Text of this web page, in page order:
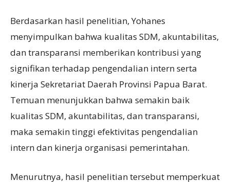
Berdasarkan hasil penelitian, Yohanes
menyimpulkan bahwa kualitas SDM, akuntabilitas,
dan transparansi memberikan kontribusi yang
signifikan terhadap pengendalian intern serta
kinerja Sekretariat Daerah Provinsi Papua Barat.
Temuan menunjukkan bahwa semakin baik
kualitas SDM, akuntabilitas, dan transparansi,
maka semakin tinggi efektivitas pengendalian
intern dan kinerja organisasi pemerintahan.
Menurutnya, hasil penelitian tersebut memperkuat